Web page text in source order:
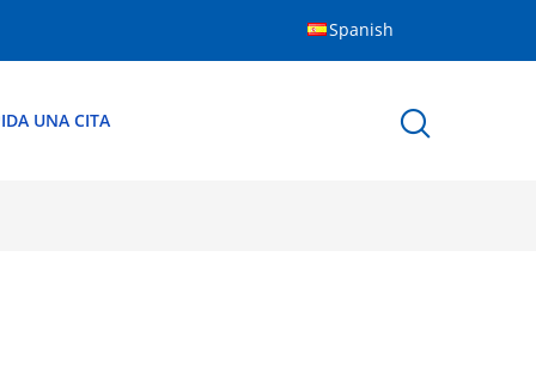
Spanish
UNA CITA